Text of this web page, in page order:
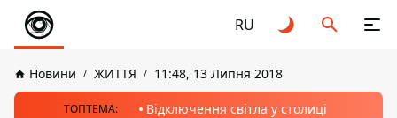
RU
Новини ЖИТТЯ 11:48, 13 Липня 2018
ТОПТЕМА: Відключення світла у столиці